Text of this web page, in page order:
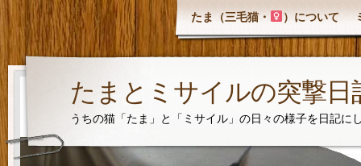
たま（三毛猫・ ）について
たまとミサイルの突撃日
うちの猫「たま」と「ミサイル」の日々の様子を日記に